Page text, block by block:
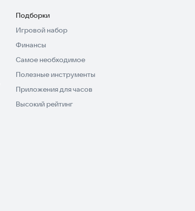
Подборки
Игровой набор
Финансы
Самое необходимое
Полезные инструменты
Приложения для часов
Высокий рейтинг